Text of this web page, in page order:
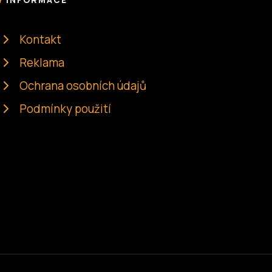
Kontakt
Reklama
Ochrana osobních údajů
Podmínky použití